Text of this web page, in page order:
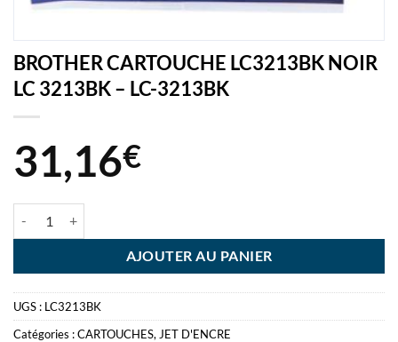
BROTHER CARTOUCHE LC3213BK NOIR
LC 3213BK – LC-3213BK
31,16€
AJOUTER AU PANIER
UGS : LC3213BK
Catégories :CARTOUCHES, JET D'ENCRE